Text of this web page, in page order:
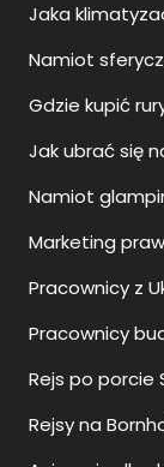
Jaka
Namiot
Gdzie kupić
Jak ubrać się
Namiot
Marketing
Pracownicy z
Pracownicy
Rejs po porcie
Rejsy na